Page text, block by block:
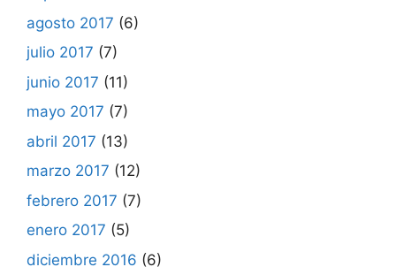
agosto 2017 (6)
julio 2017 (7)
junio 2017 (11)
mayo 2017 (7)
abril 2017 (13)
marzo 2017 (12)
febrero 2017 (7)
enero 2017 (5)
diciembre 2016 (6)